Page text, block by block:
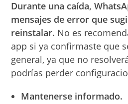
Durante una caída,
mensajes de error que
reinstalar. No es
app si ya confirmaste que
general, ya que no
podrías perder
Mantenerse informado.